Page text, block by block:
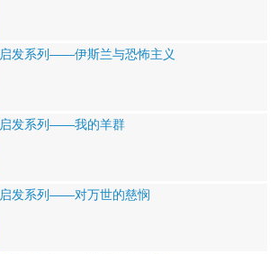
启发系列——伊斯兰与恐怖主义
启发系列——我的羊群
启发系列——对万世的慈悯